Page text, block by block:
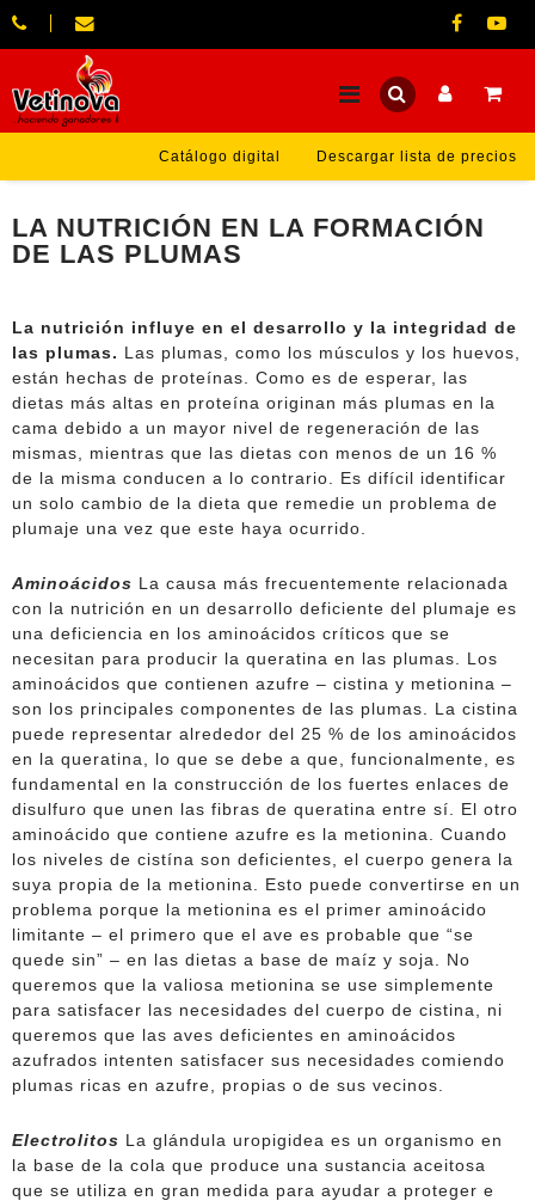
Catálogo digital Descargar lista de precios
LA NUTRICIÓN EN LA FORMACIÓN
DE LAS PLUMAS
La nutrición influye en el desarrollo y la integridad de
las plumas. Las plumas, como los músculos y los huevos,
están hechas de proteínas. Como es de esperar, las
dietas más altas en proteína originan más plumas en la
cama debido a un mayor nivel de regeneración de las
mismas, mientras que las dietas con menos de un 16 %
de la misma conducen a lo contrario. Es difícil identificar
un solo cambio de la dieta que remedie un problema de
plumaje una vez que este haya ocurrido.
Aminoácidos La causa más frecuentemente relacionada
con la nutrición en un desarrollo deficiente del plumaje es
una deficiencia en los aminoácidos críticos que se
necesitan para producir la queratina en las plumas. Los
aminoácidos que contienen azufre – cistina y metionina –
son los principales componentes de las plumas. La cistina
puede representar alrededor del 25 % de los aminoácidos
en la queratina, lo que se debe a que, funcionalmente, es
fundamental en la construcción de los fuertes enlaces de
disulfuro que unen las fibras de queratina entre sí. El otro
aminoácido que contiene azufre es la metionina. Cuando
los niveles de cistína son deficientes, el cuerpo genera la
suya propia de la metionina. Esto puede convertirse en un
problema porque la metionina es el primer aminoácido
limitante – el primero que el ave es probable que “se
quede sin” – en las dietas a base de maíz y soja. No
queremos que la valiosa metionina se use simplemente
para satisfacer las necesidades del cuerpo de cistina, ni
queremos que las aves deficientes en aminoácidos
azufrados intenten satisfacer sus necesidades comiendo
plumas ricas en azufre, propias o de sus vecinos.
Electrolitos La glándula uropigidea es un organismo en
la base de la cola que produce una sustancia aceitosa
que se utiliza en gran medida para ayudar a proteger e